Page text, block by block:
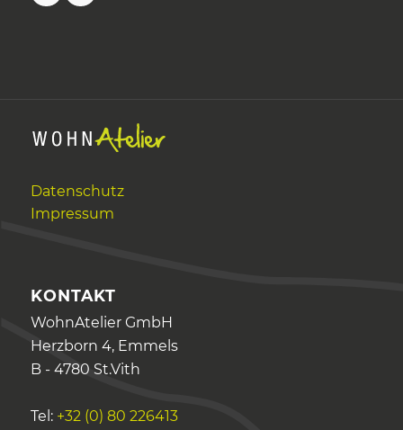
Datenschutz
Impressum
KONTAKT
WohnAtelier GmbH
Herzborn 4, Emmels
B - 4780 St.Vith
Tel: +32 (0) 80 226413